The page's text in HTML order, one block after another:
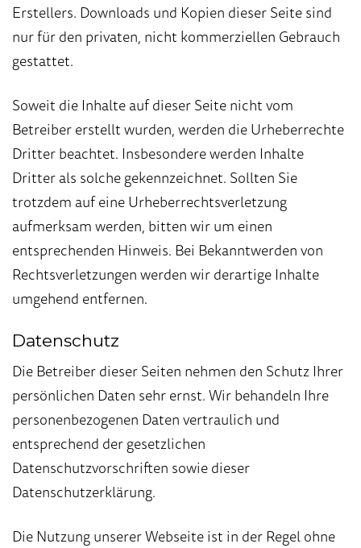
Erstellers. Downloads und Kopien dieser Seite sind
nur für den privaten, nicht kommerziellen Gebrauch
gestattet.
Soweit die Inhalte auf dieser Seite nicht vom
Betreiber erstellt wurden, werden die Urheberrechte
Dritter beachtet. Insbesondere werden Inhalte
Dritter als solche gekennzeichnet. Sollten Sie
trotzdem auf eine Urheberrechtsverletzung
aufmerksam werden, bitten wir um einen
entsprechenden Hinweis. Bei Bekanntwerden von
Rechtsverletzungen werden wir derartige Inhalte
umgehend entfernen.
Datenschutz
Die Betreiber dieser Seiten nehmen den Schutz Ihrer
persönlichen Daten sehr ernst. Wir behandeln Ihre
personenbezogenen Daten vertraulich und
entsprechend der gesetzlichen
Datenschutzvorschriften sowie dieser
Datenschutzerklärung.
Die Nutzung unserer Webseite ist in der Regel ohne